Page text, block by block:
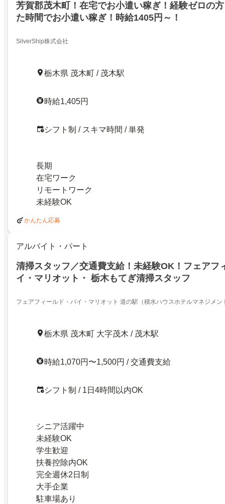
芳賀郡茂木町！在宅でお小遣い稼ぎ！経験ゼロの
た時間でお小遣い稼ぎ！時給1405円～！
SilverShip株式会社
栃木県 茂木町 / 茂木駅
時給1,405円
シフト制 / スキマ時間 / 単発
長期
在宅ワーク
リモートワーク
未経験OK
かんたん応募
アルバイト・パート
清掃スタッフ／交通費支給！未経験OK！フェアフ
イ・マリオット・ 栃木もてぎ清掃スタッフ
フェアフィールド・バイ・マリオット 道の駅（積水ハウスホテルマネジメン
栃木県 茂木町 大字茂木 / 茂木駅
時給1,070円〜1,500円 / 交通費支給
シフト制 / 1日4時間以内OK
シニア活躍中
未経験OK
学生歓迎
扶養控除内OK
完全週休2日制
大手企業
駐車場あり